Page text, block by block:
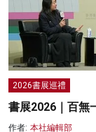
2026書展巡禮
書展2026｜百無
作者: 本社編輯部